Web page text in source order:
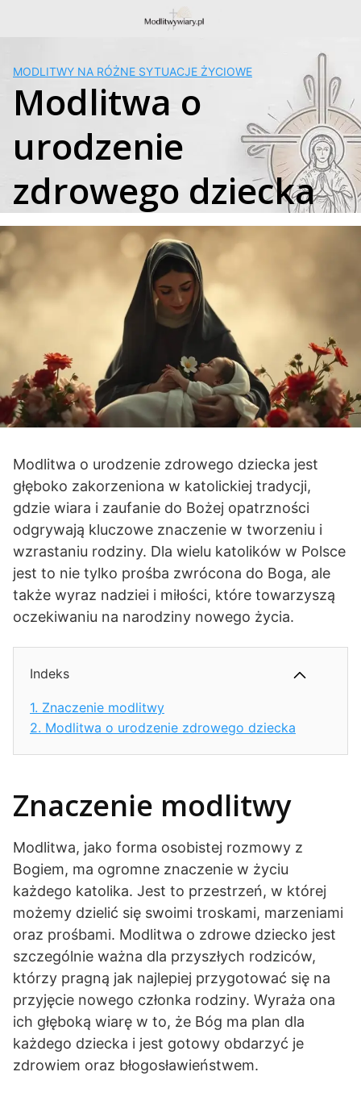
MODLITWY NA RÓŻNE SYTUACJE ŻYCIOWE
Modlitwa o
urodzenie
zdrowego dziecka
Modlitwa o urodzenie zdrowego dziecka jest
głęboko zakorzeniona w katolickiej tradycji,
gdzie wiara i zaufanie do Bożej opatrzności
odgrywają kluczowe znaczenie w tworzeniu i
wzrastaniu rodziny. Dla wielu katolików w Polsce
jest to nie tylko prośba zwrócona do Boga, ale
także wyraz nadziei i miłości, które towarzyszą
oczekiwaniu na narodziny nowego życia.
Indeks
1. Znaczenie modlitwy
2. Modlitwa o urodzenie zdrowego dziecka
Znaczenie modlitwy
Modlitwa, jako forma osobistej rozmowy z
Bogiem, ma ogromne znaczenie w życiu
każdego katolika. Jest to przestrzeń, w której
możemy dzielić się swoimi troskami, marzeniami
oraz prośbami. Modlitwa o zdrowe dziecko jest
szczególnie ważna dla przyszłych rodziców,
którzy pragną jak najlepiej przygotować się na
przyjęcie nowego członka rodziny. Wyraża ona
ich głęboką wiarę w to, że Bóg ma plan dla
każdego dziecka i jest gotowy obdarzyć je
zdrowiem oraz błogosławieństwem.